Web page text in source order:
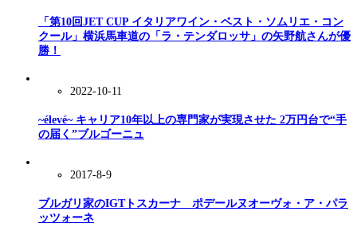
「第10回JET CUP イタリアワイン・ベスト・ソムリエ・コン
クール」横浜馬車道の「ラ・テンダロッサ」の矢野航さんが優
勝！
2022-10-11
~élevé~ キャリア10年以上の専門家が実現させた 2万円台で“手
の届く”ブルゴーニュ
2017-8-9
ブルガリ家のIGTトスカーナ ポデールヌオーヴォ・ア・パラ
ッツォーネ